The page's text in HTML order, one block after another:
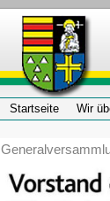
Startseite Wir